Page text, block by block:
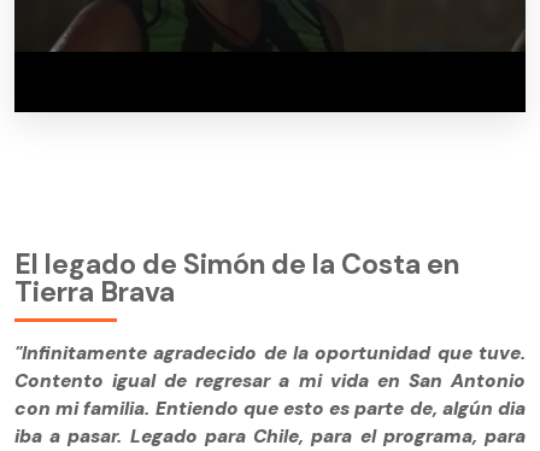
El legado de Simón de la Costa en
Tierra Brava
"Infinitamente agradecido de la oportunidad que tuve.
Contento igual de regresar a mi vida en San Antonio
con mi familia. Entiendo que esto es parte de, algún dia
iba a pasar. Legado para Chile, para el programa, para